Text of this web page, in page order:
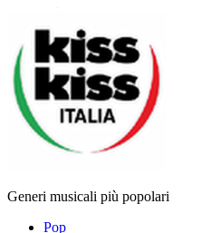
Generi musicali più popolari
Pop